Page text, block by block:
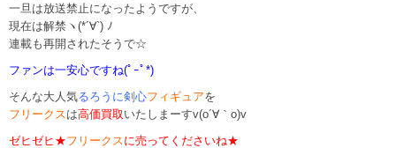
一旦は放送禁止になったようですが、
現在は解禁ヽ(*´∀`) ﾉ
連載も再開されたそうで☆
ファンは一安心ですね(ﾟｰﾟ*)
そんな大人気るろうに剣心フィギュアを
フリークス は高価買取いたしまーすv(o´∀｀o)v
ゼヒゼヒ★フリークス に売ってくださいね★